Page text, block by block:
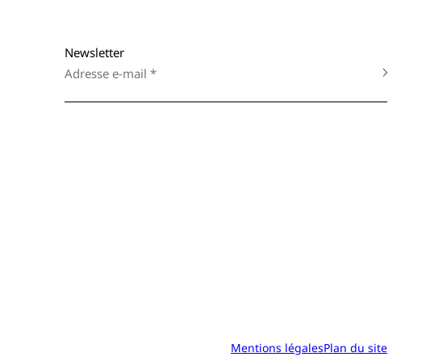
Newsletter
Mentions légalesPlan du site